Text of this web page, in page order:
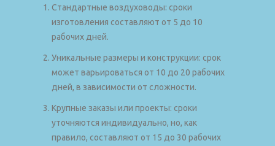
Стандартные воздуховоды: сроки
изготовления составляют от 5 до 10
рабочих дней.
Уникальные размеры и конструкции: срок
может варьироваться от 10 до 20 рабочих
дней, в зависимости от сложности.
Крупные заказы или проекты: сроки
уточняются индивидуально, но, как
правило, составляют от 15 до 30 рабочих